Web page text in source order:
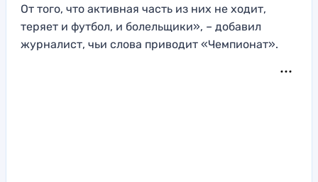
От того, что активная часть из них не ходит,
теряет и футбол, и болельщики», – добавил
журналист, чьи слова приводит «Чемпионат».